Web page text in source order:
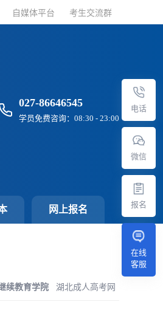
自媒体平台 考生交流群
027-86646545
学员免费咨询：08:30 - 23:00
网上报名
电话
微信
报名
在线
客服
续教育学院 湖北成人高考网
自媒体平台 考生交流群